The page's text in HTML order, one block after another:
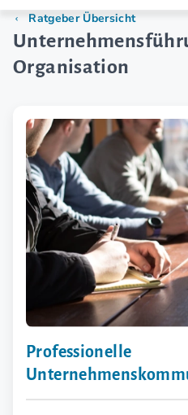
Ratgeber Übersicht
Organisation
Professionelle
angehende Gründer